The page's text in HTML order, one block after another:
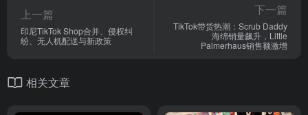
上一篇
印尼TikTok Shop合并、侵权纠
纷、无人机配送与新政策
下一篇
TikTok带货热潮：Scrub Daddy
海绵销量飙升，Little
Palmerhaus销售额激增
相关文章